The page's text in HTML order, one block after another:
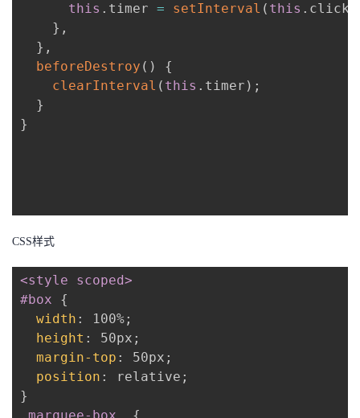
this . timer = setInterval ( this .
} ,
} ,
beforeDestroy ( )
{
clearInterval ( this . timer ) ;
}
}
CSS样式
<style scoped>
#box
{
width : 100%;
height : 50px ;
margin-top : 50px ;
position : relative ;
}